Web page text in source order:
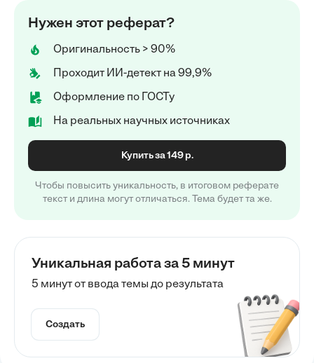
Нужен этот реферат?
Оригинальность > 90%
Проходит ИИ-детект на 99,9%
Оформление по ГОСТу
На реальных научных источниках
Купить за 149 р.
Чтобы повысить уникальность, в итоговом реферате
текст и длина могут отличаться. Тема будет та же.
Уникальная работа за 5 минут
5 минут от ввода темы до результата
Создать